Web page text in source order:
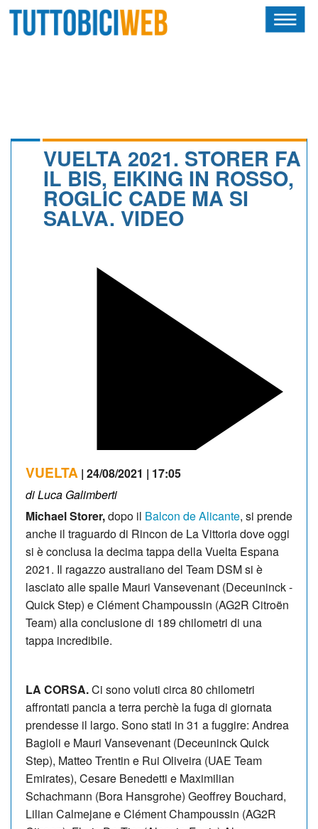
CALENDARIO
VUELTA 2021. STORER FA
IL BIS, EIKING IN ROSSO,
ROGLIC CADE MA SI
SALVA. VIDEO
VUELTA | 24/08/2021 | 17:05
di Luca Galimberti
Michael Storer,dopo il Balcon de Alicante, si prende
anche il traguardo di Rincon de La Vittoria dove oggi
si è conclusa la decima tappa della Vuelta Espana
2021. Il ragazzo australiano del Team DSM si è
lasciato alle spalle Mauri Vansevenant (Deceuninck -
Quick Step) e Clément Champoussin (AG2R Citroën
Team) alla conclusione di 189 chilometri di una
tappa incredibile.
LA CORSA.Ci sono voluti circa 80 chilometri
affrontati pancia a terra perchè la fuga di giornata
prendesse il largo. Sono stati in 31 a fuggire: Andrea
Bagioli e Mauri Vansevenant (Deceuninck Quick
Step), Matteo Trentin e Rui Oliveira (UAE Team
Emirates), Cesare Benedetti e Maximilian
Schachmann (Bora Hansgrohe) Geoffrey Bouchard,
Lilian Calmejane e Clément Champoussin (AG2R